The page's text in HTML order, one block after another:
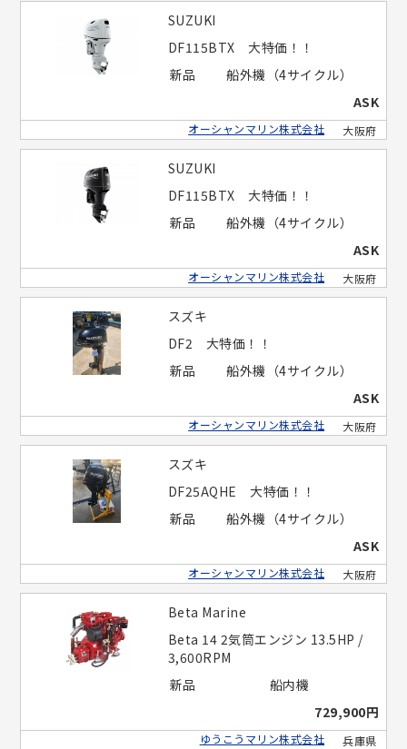
SUZUKI
DF115BTX 大特価！！
新品
船外機（4サイクル）
ASK
大阪府
オーシャンマリン株式会社
SUZUKI
DF115BTX 大特価！！
新品
船外機（4サイクル）
ASK
大阪府
オーシャンマリン株式会社
スズキ
DF2 大特価！！
新品
船外機（4サイクル）
ASK
大阪府
オーシャンマリン株式会社
スズキ
DF25AQHE 大特価！！
新品
船外機（4サイクル）
ASK
大阪府
オーシャンマリン株式会社
Beta Marine
Beta 14 2気筒エンジン 13.5HP /
3,600RPM
新品
船内機
729,900円
兵庫県
ゆうこうマリン株式会社